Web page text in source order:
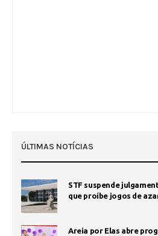
ÚLTIMAS NOTÍCIAS
STF suspende
que proíbe jogos de
Areia por Elas abre